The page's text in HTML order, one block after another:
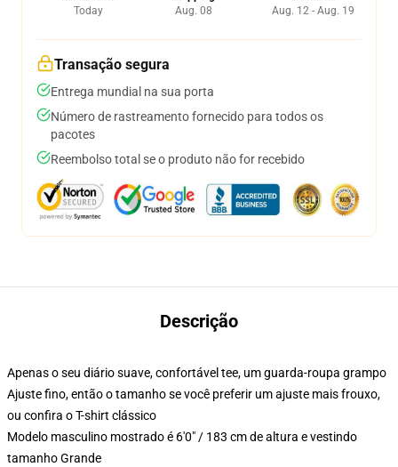
Today
Aug. 08
Aug. 12 - Aug. 19
Transação segura
Entrega mundial na sua porta
Número de rastreamento fornecido para todos os
pacotes
Reembolso total se o produto não for recebido
Descrição
Apenas o seu diário suave, confortável tee, um guarda-roupa grampo
Ajuste fino, então o tamanho se você preferir um ajuste mais frouxo,
ou confira o T-shirt clássico
Modelo masculino mostrado é 6'0" / 183 cm de altura e vestindo
tamanho Grande